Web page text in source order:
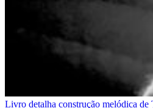
Livro detalha construção melódica de